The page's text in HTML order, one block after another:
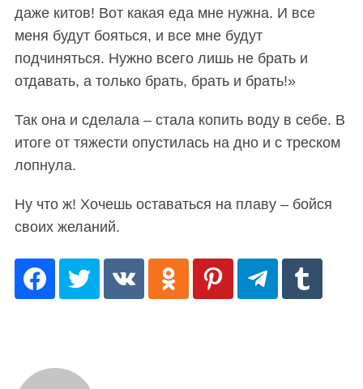
даже китов! Вот какая еда мне нужна. И все
меня будут бояться, и все мне будут
подчиняться. Нужно всего лишь не брать и
отдавать, а только брать, брать и брать!»
Так она и сделала – стала копить воду в себе. В
итоге от тяжести опустилась на дно и с треском
лопнула.
Ну что ж! Хочешь оставаться на плаву – бойся
своих желаний.